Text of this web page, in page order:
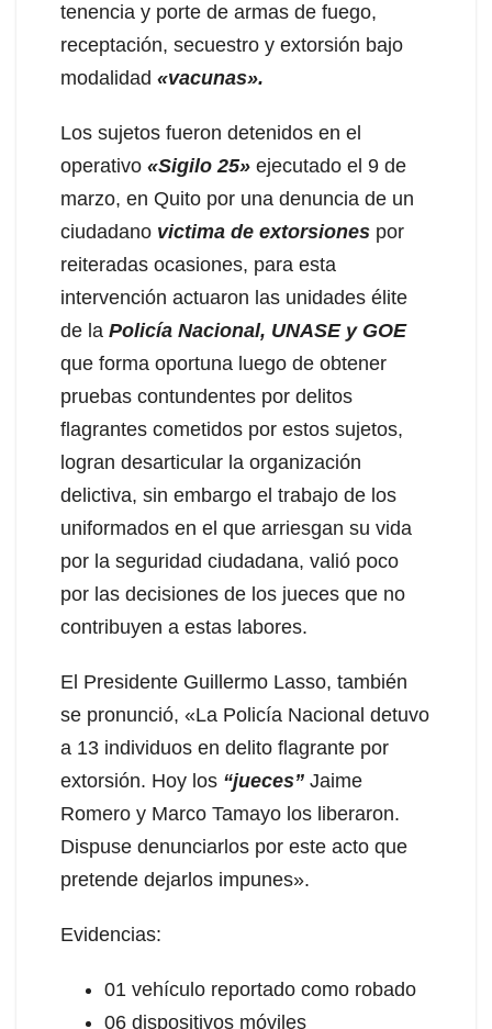
tenencia y porte de armas de fuego,
receptación, secuestro y extorsión bajo
modalidad «vacunas».
Los sujetos fueron detenidos en el
operativo «Sigilo 25» ejecutado el 9 de
marzo, en Quito por una denuncia de un
ciudadano victima de extorsiones por
reiteradas ocasiones, para esta
intervención actuaron las unidades élite
de la Policía Nacional, UNASE y GOE
que forma oportuna luego de obtener
pruebas contundentes por delitos
flagrantes cometidos por estos sujetos,
logran desarticular la organización
delictiva, sin embargo el trabajo de los
uniformados en el que arriesgan su vida
por la seguridad ciudadana, valió poco
por las decisiones de los jueces que no
contribuyen a estas labores.
El Presidente Guillermo Lasso, también
se pronunció, «La Policía Nacional detuvo
a 13 individuos en delito flagrante por
extorsión. Hoy los “jueces” Jaime
Romero y Marco Tamayo los liberaron.
Dispuse denunciarlos por este acto que
pretende dejarlos impunes».
Evidencias:
01 vehículo reportado como robado
06 dispositivos móviles